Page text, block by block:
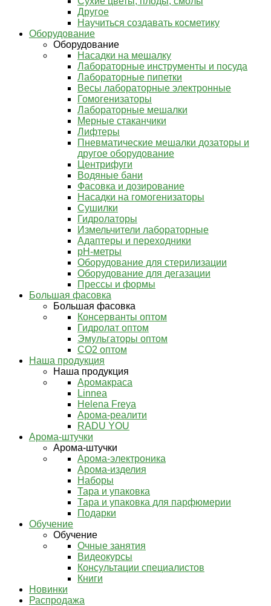
Другое
Научиться создавать косметику
Оборудование
Оборудование
Насадки на мешалку
Лабораторные инструменты и посуда
Лабораторные пипетки
Весы лабораторные электронные
Гомогенизаторы
Лабораторные мешалки
Мерные стаканчики
Лифтеры
Пневматические мешалки дозаторы и
другое оборудование
Центрифуги
Водяные бани
Фасовка и дозирование
Насадки на гомогенизаторы
Сушилки
Гидролаторы
Измельчители лабораторные
Адаптеры и переходники
pH-метры
Оборудование для стерилизации
Оборудование для дегазации
Прессы и формы
Большая фасовка
Большая фасовка
Консерванты оптом
Гидролат оптом
Эмульгаторы оптом
СО2 оптом
Наша продукция
Наша продукция
Аромакраса
Linnea
Helena Freya
Арома-реалити
RADU YOU
Арома-штучки
Арома-штучки
Арома-электроника
Арома-изделия
Наборы
Тара и упаковка
Тара и упаковка для парфюмерии
Подарки
Обучение
Обучение
Очные занятия
Видеокурсы
Консультации специалистов
Книги
Новинки
Распродажа